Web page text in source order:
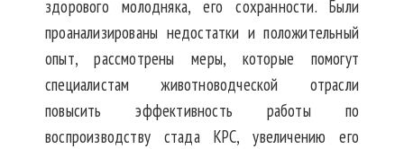
здорового молодняка, его сохранности. Были
проанализированы недостатки и положительный
опыт, рассмотрены меры, которые помогут
специалистам животноводческой отрасли
повысить эффективность работы по
воспроизводству стада КРС, увеличению его